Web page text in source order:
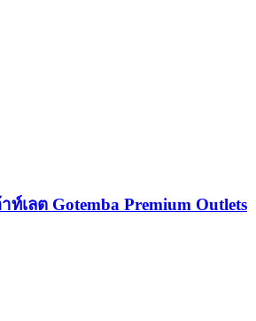
ท์เลต Gotemba Premium Outlets